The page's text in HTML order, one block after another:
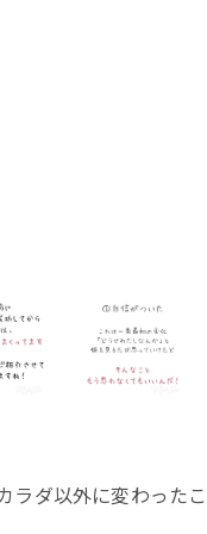
ラダ以外に変わった